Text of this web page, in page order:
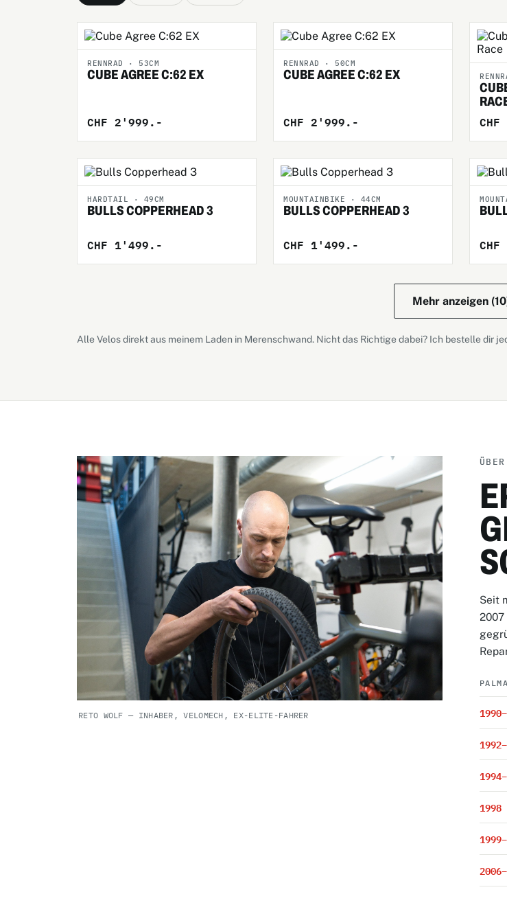
RENNRAD · 53CM
CUBE AGREE C:62 EX
CHF 2'999.-
RENNRAD · 50CM
CUBE AGREE C:62 EX
CHF 2'999.-
HARDTAIL · 49CM
BULLS COPPERHEAD 3
CHF 1'499.-
MOUNTAINBIKE · 44CM
BULLS COPPERHEAD 3
CHF 1'499.-
Mehr anzeigen
Alle Velos direkt aus meinem Laden in Merenschwand. Nicht das Richtige dabei? Ich bestelle dir
RETO WOLF — INHABER, VELOMECH, EX-ELITE-FAHRER
Seit
2007
1998